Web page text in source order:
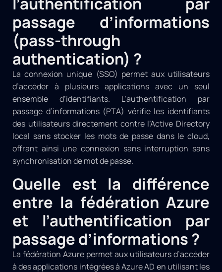
passage d’informations
(pass-through
authentication) ?
La connexion unique (SSO) permet aux utilisateurs
d’accéder à plusieurs applications avec un seul
ensemble d’identifiants. L’authentification par
passage d’informations (PTA) vérifie les identifiants
des utilisateurs directement contre l’Active Directory
local sans stocker les mots de passe dans le cloud,
offrant ainsi une connexion sans interruption sans
synchronisation de mot de passe.
Quelle est la différence
entre la fédération Azure
et l’authentification par
passage d’informations ?
La fédération Azure permet aux utilisateurs d’accéder
à des applications intégrées à Azure AD en utilisant les